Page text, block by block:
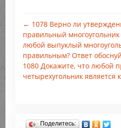
← 1078 Верно ли
правильный
любой выпуклый
правильным? Ответ
1080 Докажите, что любой
четырехугольник является
Поделитесь: